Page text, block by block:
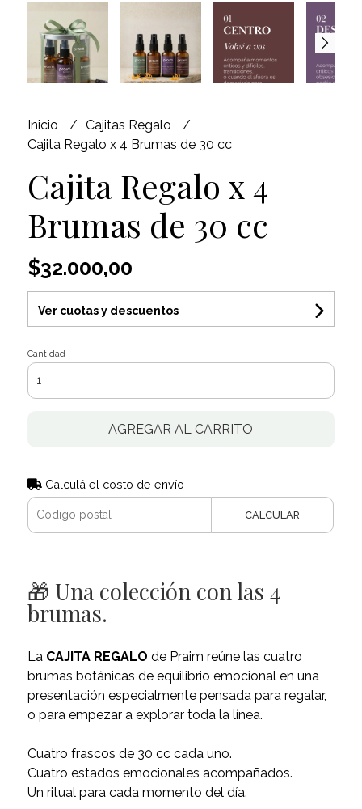
Inicio
Cajitas Regalo
Cajita Regalo x 4 Brumas de 30 cc
Cajita Regalo x 4
Brumas de 30 cc
$32.000,00
Ver cuotas y descuentos
Cantidad
AGREGAR AL CARRITO
Calculá el costo de envío
CALCULAR
🎁 Una colección con las 4
brumas.
La CAJITA REGALO de Praim reúne las cuatro
brumas botánicas de equilibrio emocional en una
presentación especialmente pensada para regalar,
o para empezar a explorar toda la línea.
Cuatro frascos de 30 cc cada uno.
Cuatro estados emocionales acompañados.
Un ritual para cada momento del día.